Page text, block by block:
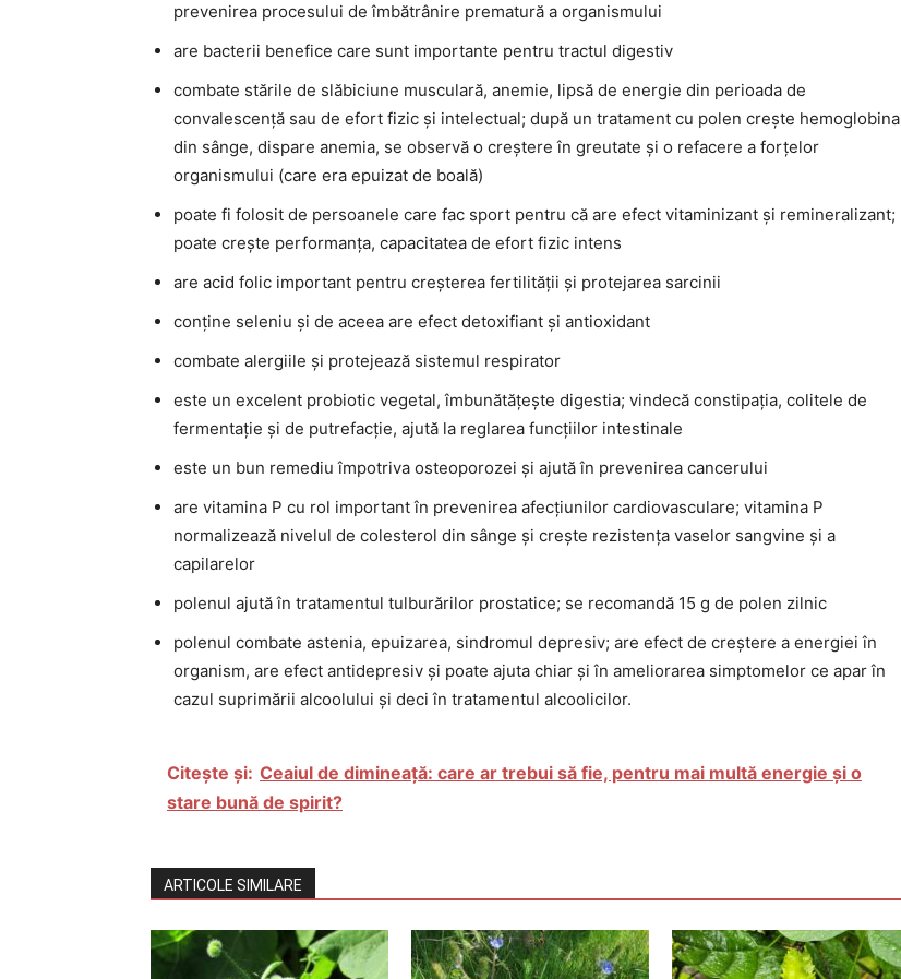
prevenirea procesului de îmbătrânire prematură a organismului
are bacterii benefice care sunt importante pentru tractul digestiv
combate stările de slăbiciune musculară, anemie, lipsă de energie din perioada de
convalescență sau de efort fizic și intelectual; după un tratament cu polen crește hemoglobina
din sânge, dispare anemia, se observă o creștere în greutate și o refacere a forțelor
organismului (care era epuizat de boală)
poate fi folosit de persoanele care fac sport pentru că are efect vitaminizant și remineralizant;
poate crește performanța, capacitatea de efort fizic intens
are acid folic important pentru creșterea fertilității și protejarea sarcinii
conține seleniu și de aceea are efect detoxifiant și antioxidant
combate alergiile și protejează sistemul respirator
este un excelent probiotic vegetal, îmbunătățește digestia; vindecă constipația, colitele de
fermentație și de putrefacție, ajută la reglarea funcțiilor intestinale
este un bun remediu împotriva osteoporozei și ajută în prevenirea cancerului
are vitamina P cu rol important în prevenirea afecțiunilor cardiovasculare; vitamina P
normalizează nivelul de colesterol din sânge și crește rezistența vaselor sangvine și a
capilarelor
polenul ajută în tratamentul tulburărilor prostatice; se recomandă 15 g de polen zilnic
polenul combate astenia, epuizarea, sindromul depresiv; are efect de creștere a energiei în
organism, are efect antidepresiv și poate ajuta chiar și în ameliorarea simptomelor ce apar în
cazul suprimării alcoolului și deci în tratamentul alcoolicilor.
Citește și: Ceaiul de dimineață: care ar trebui să fie, pentru mai multă energie și o
stare bună de spirit?
ARTICOLE SIMILARE